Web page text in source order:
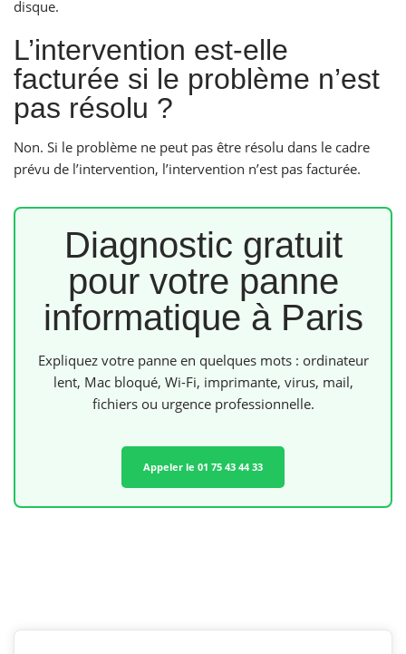
disque.
L’intervention est-elle
facturée si le problème n’est
pas résolu ?
Non. Si le problème ne peut pas être résolu dans le cadre
prévu de l’intervention, l’intervention n’est pas facturée.
Diagnostic gratuit
pour votre panne
informatique à Paris
Expliquez votre panne en quelques mots : ordinateur
lent, Mac bloqué, Wi-Fi, imprimante, virus, mail,
fichiers ou urgence professionnelle.
Appeler le 01 75 43 44 33